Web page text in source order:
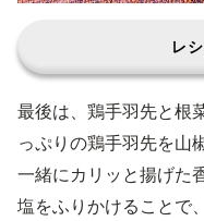
レ
最後は、鶏手羽先と根
っぷりの鶏手羽先を山
一緒にカリッと揚げた
塩をふりかけることで